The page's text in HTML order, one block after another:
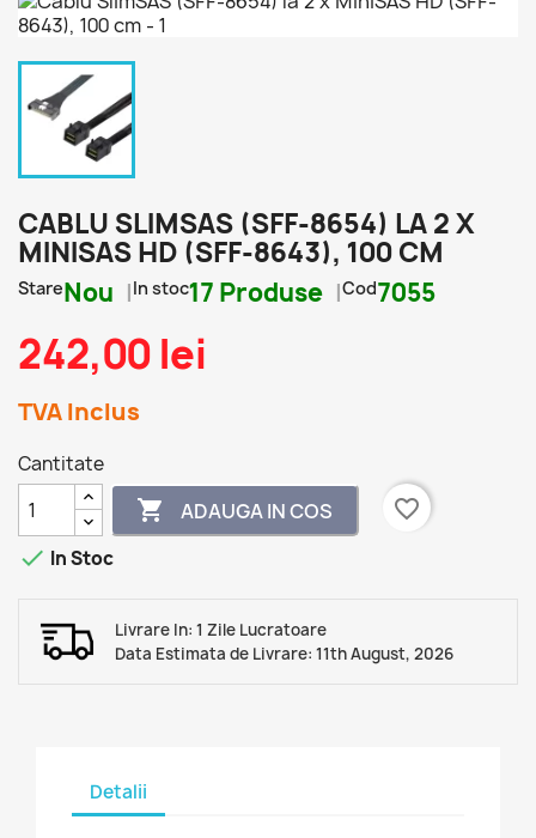
CABLU SLIMSAS (SFF-8654) LA 2 X
MINISAS HD (SFF-8643), 100 CM
StareNou In stoc17 Produse Cod7055
242,00 lei
TVA Inclus
Cantitate
 ADAUGA IN COS
favorite_border
 In Stoc
Livrare In: 1 Zile Lucratoare
Data Estimata de Livrare: 11th August, 2026
Detalii